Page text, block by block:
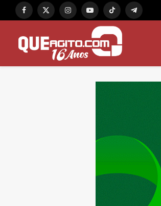
Facebook
X
InstagramYouTubeTikTok Telegram